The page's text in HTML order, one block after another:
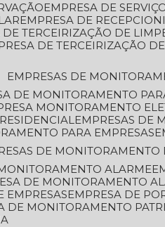
EMPRESA DE
EMPRESA DE
DE TERCEIRIZAÇÃO DE
DE TERCEIRIZAÇÃO
EMPRESAS DE
DE MONITORAMENTO
MONITORAMENTO
EMPRESAS
PARA EMPRESAS
DE
MONITORAMENTO ALARME
DE MONITORAMENTO
EMPRESAS
EMPRESA DE
DE MONITORAMENTO